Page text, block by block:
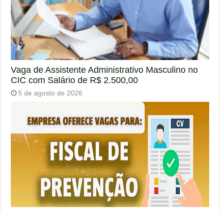
Vaga de Assistente Administrativo Masculino no
CIC com Salário de R$ 2.500,00
5 de agosto de 2026